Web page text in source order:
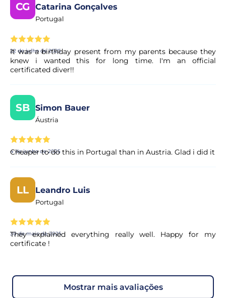
CG Catarina Gonçalves
Portugal
22 de julho de 2025
It was a birthday present from my parents because they
knew i wanted this for long time. I'm an official
certificated diver!!
SB Simon Bauer
Áustria
4 de junho de 2025
Cheaper to do this in Portugal than in Austria. Glad i did it
LL Leandro Luis
Portugal
30 de maio de 2025
They explained everything really well. Happy for my
certificate !
mostrar mais avaliações